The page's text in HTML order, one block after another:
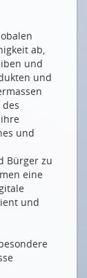
mit
ab,
und
und
und
Bürger zu
eine
und